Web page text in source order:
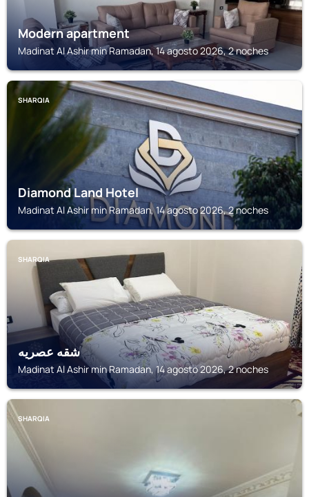
Modern apartment
Madinat Al Ashir min Ramadan, 14 agosto 2026, 2 noches
SHARQIA
Diamond Land Hotel
Madinat Al Ashir min Ramadan, 14 agosto 2026, 2 noches
SHARQIA
شقه عصريه
Madinat Al Ashir min Ramadan, 14 agosto 2026, 2 noches
SHARQIA